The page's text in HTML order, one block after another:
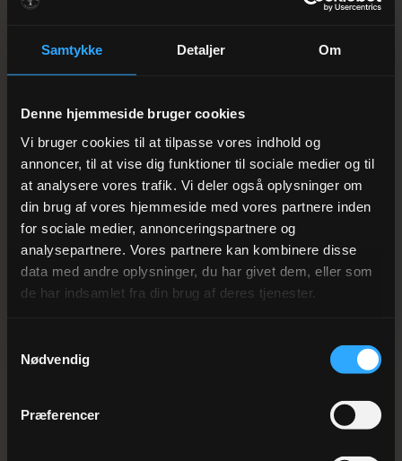
Samtykke Detaljer Om
Denne hjemmeside bruger cookies
Vi bruger cookies til at tilpasse vores indhold og
annoncer, til at vise dig funktioner til sociale medier og til
at analysere vores trafik. Vi deler også oplysninger om
din brug af vores hjemmeside med vores partnere inden
for sociale medier, annonceringspartnere og
analysepartnere. Vores partnere kan kombinere disse
data med andre oplysninger, du har givet dem, eller som
de har indsamlet fra din brug af deres tjenester.
Nødvendig
Præferencer
10. november 2026
TID 18:00 – 22:00
STED Pavillonen · Arnbjerg
BESTIL / RESERVÉR
RING OS PÅ +45 75 21 11 00
Vi vender tilbage inden for 24 timer på hverdage.